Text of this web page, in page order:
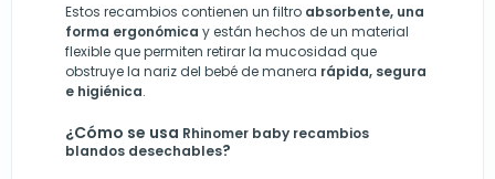
Estos recambios contienen un filtro absorbente, una
forma ergonómica y están hechos de un material
flexible que permiten retirar la mucosidad que
obstruye la nariz del bebé de manera rápida, segura
e higiénica.
¿Cómo se usa Rhinomer baby recambios
blandos desechables?